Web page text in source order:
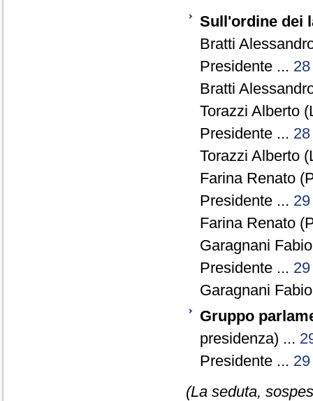
Sull'ordine dei
Bratti
Presidente ... 28
Bratti
Torazzi Alberto
Presidente ... 28
Torazzi Alberto
Farina Renato
Presidente ... 29
Farina Renato
Garagnani
Presidente ... 29
Garagnani
Gruppo
presidenza) ...
Presidente ... 29
(La seduta,